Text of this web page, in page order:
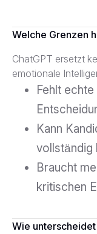
Welche Grenzen
ChatGPT ersetzt
emotionale
Fehlt
Kann
vollständig
Braucht
kritischen
Wie